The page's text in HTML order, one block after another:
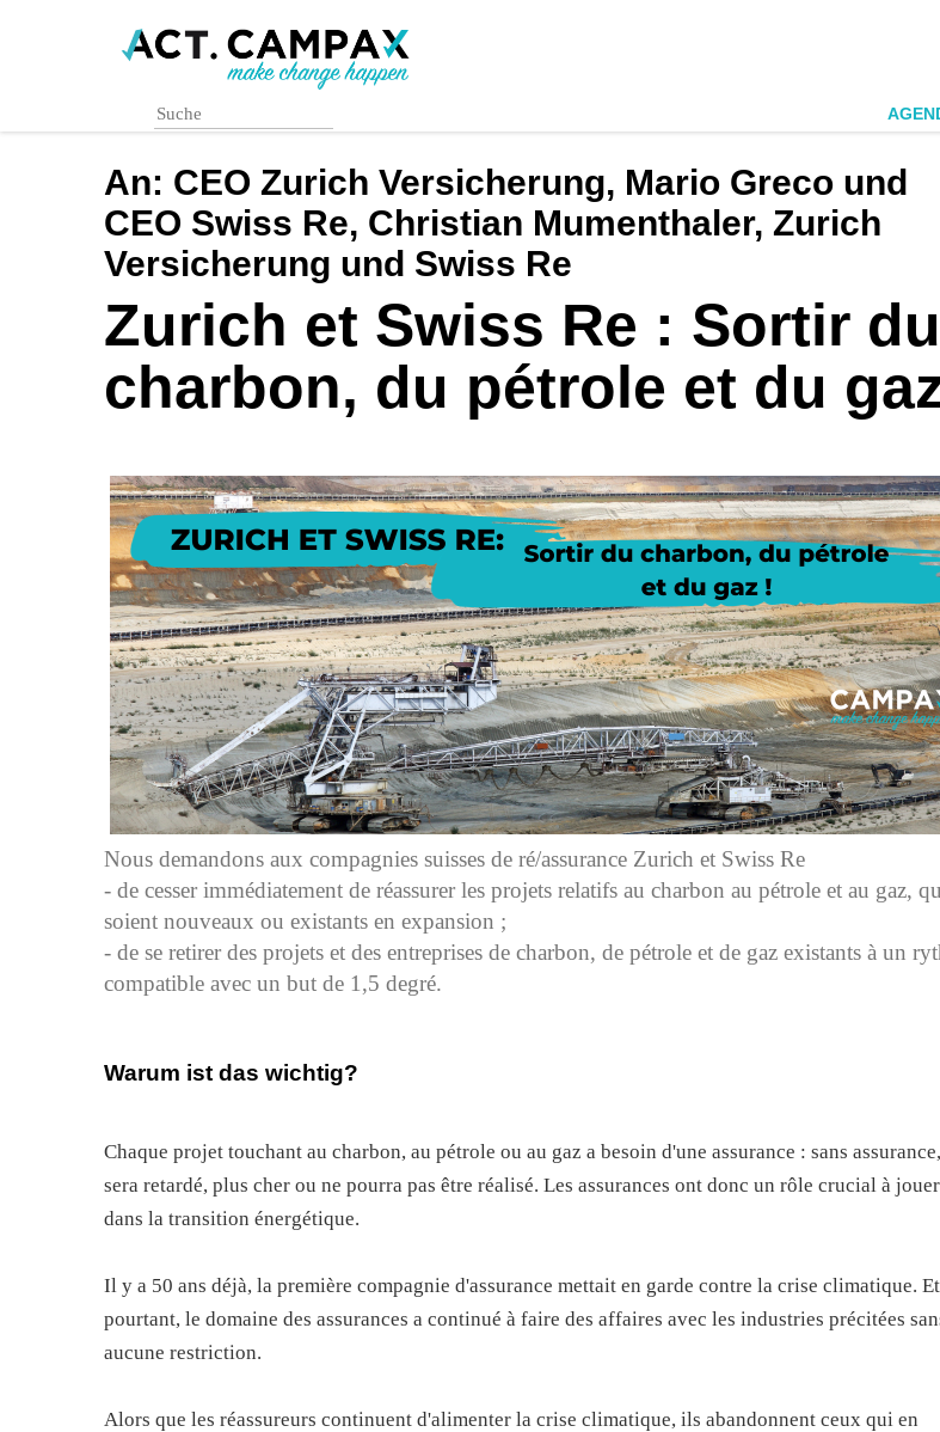
An: CEO Zurich Versicherung, Mario Greco und
CEO Swiss Re, Christian Mumenthaler, Zurich
Versicherung und Swiss Re
Zurich et Swiss Re : Sortir du
charbon, du pétrole et du
Nous demandons aux compagnies suisses de ré/assurance Zurich et Swiss Re
- de cesser immédiatement de réassurer les projets relatifs au charbon au pétrole et au gaz,
soient nouveaux ou existants en expansion ;
- de se retirer des projets et des entreprises de charbon, de pétrole et de gaz existants à un
compatible avec un but de 1,5 degré.
Warum ist das wichtig?
Chaque projet touchant au charbon, au pétrole ou au gaz a besoin d'une assurance : sans
sera retardé, plus cher ou ne pourra pas être réalisé. Les assurances ont donc un rôle crucial à jouer
dans la transition énergétique.
Il y a 50 ans déjà, la première compagnie d'assurance mettait en garde contre la crise climatique. Et
pourtant, le domaine des assurances a continué à faire des affaires avec les industries précitées
aucune restriction.
Alors que les réassureurs continuent d'alimenter la crise climatique, ils abandonnent ceux qui en